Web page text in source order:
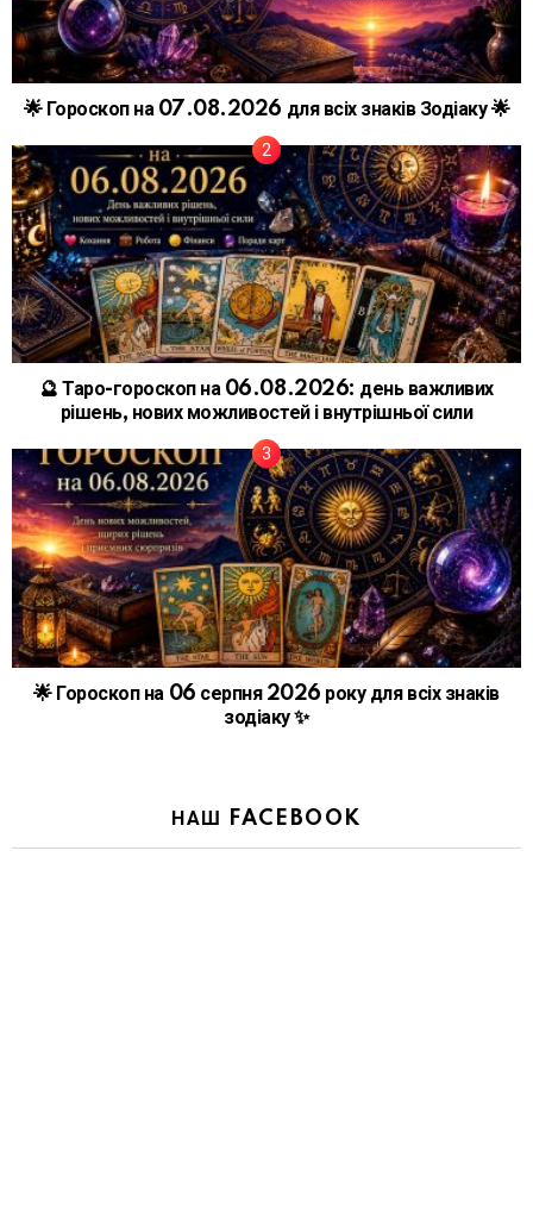
🌟 Гороскоп на 07.08.2026 для всіх знаків Зодіаку 🌟
🔮 Таро-гороскоп на 06.08.2026: день важливих
рішень, нових можливостей і внутрішньої сили
🌟 Гороскоп на 06 серпня 2026 року для всіх знаків
зодіаку ✨
НАШ FACEBOOK